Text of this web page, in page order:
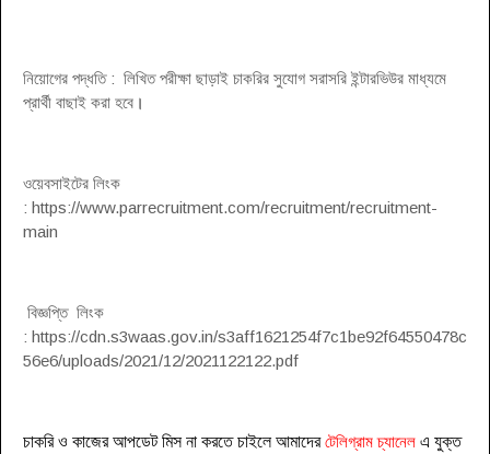
নিয়োগের পদ্ধতি : লিখিত পরীক্ষা ছাড়াই চাকরির সুযোগ সরাসরি ইন্টারভিউর মাধ্যমে
প্রার্থী বাছাই করা হবে ।
ওয়েবসাইটের লিংক
: https://www.parrecruitment.com/recruitment/recruitment-
main
বিজ্ঞপ্তি লিংক
: https://cdn.s3waas.gov.in/s3aff1621254f7c1be92f64550478c
56e6/uploads/2021/12/2021122122.pdf
চাকরি ও কাজের আপডেট মিস না করতে চাইলে আমাদেরটেলিগ্রাম চ্যানেল এ যুক্ত